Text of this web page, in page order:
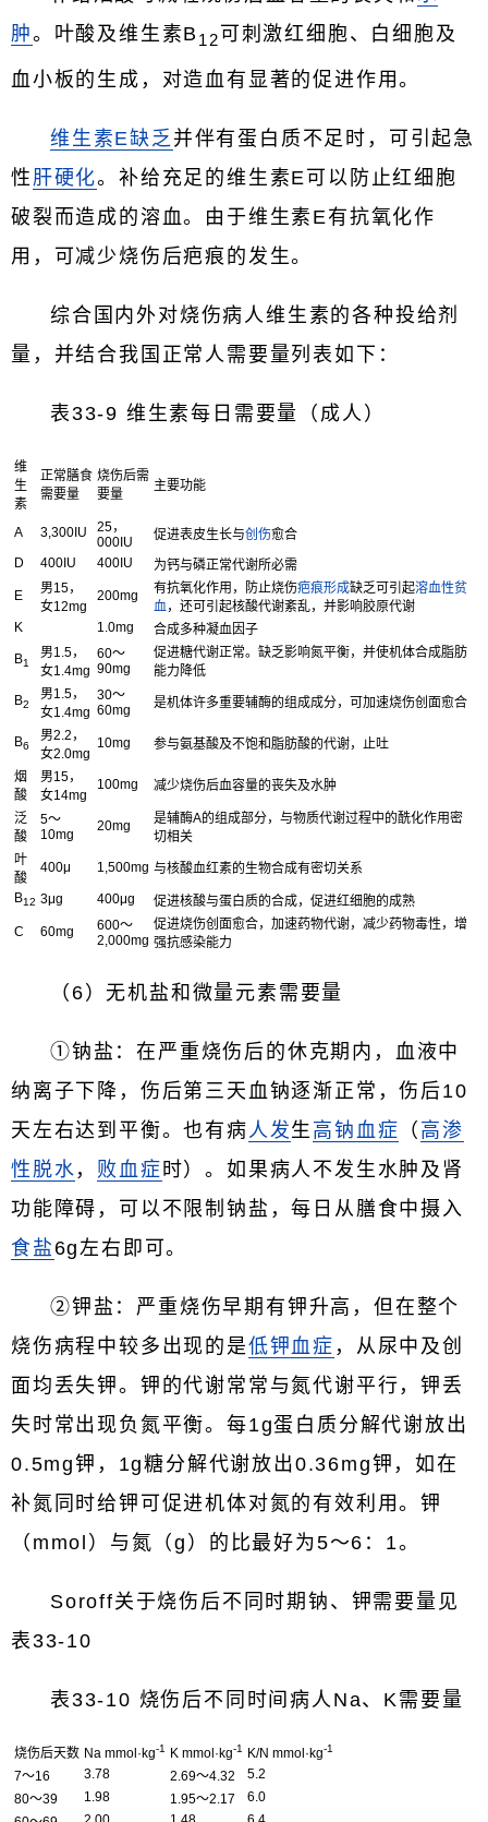
肿。叶酸及维生素B 12 可刺激红细胞、白细胞及
血小板的生成，对造血有显著的促进作用。
维生素E缺乏 并伴有蛋白质不足时，可引起急
性 肝硬化。补给充足的维生素E可以防止红细胞
破裂而造成的溶血。由于维生素E有抗氧化作
用，可减少烧伤后疤痕的发生。
综合国内外对烧伤病人维生素的各种投给剂
量，并结合我国正常人需要量列表如下：
表33-9 维生素每日需要量（成人）
维
生
素
正常膳食
需要量
烧伤后需
要量
主要功能
A 3,300IU
25，
000IU
促进表皮生长与创伤愈合
D
400IU 400IU
为钙与磷正常代谢所必需
E
男15，
女12mg
200mg 有抗氧化作用，防止烧伤疤痕形成缺乏可引起溶血性贫
血 ，还可引起核酸代谢紊乱，并影响胶原代谢
K
1.0mg
合成多种凝血因子
B1
男1.5，
女1.4mg
60～
90mg
促进糖代谢正常。缺乏影响氮平衡，并使机体合成脂肪
能力降低
B2
男1.5，
女1.4mg
30～
60mg
是机体许多重要辅酶的组成成分，可加速烧伤创面愈合
B6
男2.2，
女2.0mg
10mg 参与氨基酸及不饱和脂肪酸的代谢，止吐
烟
酸
男15，
女14mg
100mg 减少烧伤后血容量的丧失及水肿
泛
酸
5～
10mg
20mg
是辅酶A的组成部分，与物质代谢过程中的酰化作用密
切相关
叶
酸
400μ 1,500mg 与核酸血红素的生物合成有密切关系
B12 3μg 400μg
促进核酸与蛋白质的合成，促进红细胞的成熟
C
60mg
600～
2,000mg
促进烧伤创面愈合，加速药物代谢，减少药物毒性，增
强抗感染能力
（6）无机盐和微量元素需要量
①钠盐：在严重烧伤后的休克期内，血液中
纳离子下降，伤后第三天血钠逐渐正常，伤后10
天左右达到平衡。也有病 人发生 高钠血症 （ 高渗
性脱水 ， 败血症 时）。如果病人不发生水肿及肾
功能障碍，可以不限制钠盐，每日从膳食中摄入
食盐 6g左右即可。
②钾盐：严重烧伤早期有钾升高，但在整个
烧伤病程中较多出现的是低钾血症 ，从尿中及创
面均丢失钾。钾的代谢常常与氮代谢平行，钾丢
失时常出现负氮平衡。每1g蛋白质分解代谢放出
0.5mg钾，1g糖分解代谢放出0.36mg钾，如在
补氮同时给钾可促进机体对氮的有效利用。钾
（mmol）与氮（g）的比最好为5～6：1。
Soroff关于烧伤后不同时期钠、钾需要量见
表33-10
表33-10 烧伤后不同时间病人Na、K需要量
烧伤后天数 Na mmol·kg-1 K mmol·kg-1 K/N mmol·kg-1
7～16 3.78 2.69～4.32
5.2
80～39
1.98 1.95～2.17
6.0